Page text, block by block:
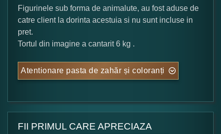
Figurinele sub forma de animalute, au fost aduse de
catre client la dorinta acestuia si nu sunt incluse in
pret.
Tortul din imagine a cantarit 6 kg .
Atentionare pasta de zahăr și coloranți
FII PRIMUL CARE APRECIAZA